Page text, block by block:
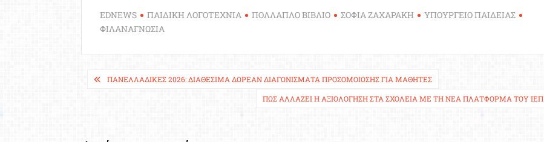
EDNEWS ΠΑΙΔΙΚΗ ΛΟΓΟΤΕΧΝΙΑ ΠΟΛΛΑΠΛΟ ΒΙΒΛΙΟ ΣΟΦΙΑ ΖΑΧΑΡΑΚΗ
ΥΠΟΥΡΓΕΙΟ ΠΑΙΔΕΙΑΣ
ΦΙΛΑΝΑΓΝΩΣΙΑ
Πλοήγηση
ΠΑΝΕΛΛΑΔΙΚΈΣ 2026: ΔΙΑΘΈΣΙΜΑ ΔΩΡΕΆΝ ΔΙΑΓΩΝΊΣΜΑΤΑ ΠΡΟΣΟΜΟΊΩΣΗΣ ΓΙΑ ΜΑΘΗΤΈΣ
ΠΏΣ ΑΛΛΆΖΕΙ Η ΑΞΙΟΛΌΓΗΣΗ ΣΤΑ ΣΧΟΛΕΊΑ ΜΕ ΤΗ ΝΈΑ ΠΛΑΤΦΌΡΜΑ ΤΟΥ ΙΕΠ